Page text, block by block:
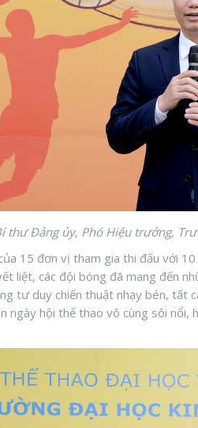
thư Đảng ủy, Phó Hiệu trưởng,
15 đơn vị tham gia thi đấu với
liệt, các đội bóng đã mang đến
tư duy chiến thuật nhạy bén, tất
ngày hội thể thao vô cùng sôi